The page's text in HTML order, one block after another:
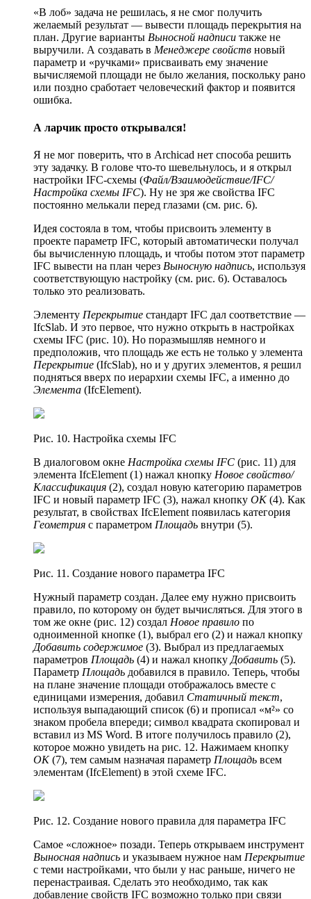
«В лоб» задача не решилась, я не смог получить
желаемый результат — вывести площадь перекрытия на
план. Другие варианты Выносной надписи также не
выручили. А создавать в Менеджере свойств новый
параметр и «ручками» присваивать ему значение
вычисляемой площади не было желания, поскольку рано
или поздно сработает человеческий фактор и появится
ошибка.
А ларчик просто открывался!
Я не мог поверить, что в Archicad нет способа решить
эту задачку. В голове что-то шевельнулось, и я открыл
настройки IFC-схемы (Файл/Взаимодействие/IFC/
Настройка схемы IFC). Ну не зря же свойства IFC
постоянно мелькали перед глазами (см. рис. 6).
Идея состояла в том, чтобы присвоить элементу в
проекте параметр IFC, который автоматически получал
бы вычисленную площадь, и чтобы потом этот параметр
IFC вывести на план через Выносную надпись, используя
соответствующую настройку (см. рис. 6). Оставалось
только это реализовать.
Элементу Перекрытие стандарт IFC дал соответствие —
IfcSlab. И это первое, что нужно открыть в настройках
схемы IFC (рис. 10). Но поразмышляв немного и
предположив, что площадь же есть не только у элемента
Перекрытие (IfcSlab), но и у других элементов, я решил
подняться вверх по иерархии схемы IFC, а именно до
Элемента (IfcElement).
Рис. 10. Настройка схемы IFC
В диалоговом окне Настройка схемы IFC (рис. 11) для
элемента IfcElement (1) нажал кнопку Новое свойство/
Классификация (2), создал новую категорию параметров
IFC и новый параметр IFC (3), нажал кнопку ОК(4). Как
результат, в свойствах IfcElement появилась категория
Геометрия с параметром Площадь внутри (5).
Рис. 11. Создание нового параметра IFC
Нужный параметр создан. Далее ему нужно присвоить
правило, по которому он будет вычисляться. Для этого в
том же окне (рис. 12) создал Новое правило по
одноименной кнопке (1), выбрал его (2) и нажал кнопку
Добавить содержимое (3). Выбрал из предлагаемых
параметров Площадь (4) и нажал кнопку Добавить (5).
Параметр Площадь добавился в правило. Теперь, чтобы
на плане значение площади отображалось вместе с
единицами измерения, добавил Статичный текст,
используя выпадающий список (6) и прописал «м²» со
знаком пробела впереди; символ квадрата скопировал и
вставил из MS Word. В итоге получилось правило (2),
которое можно увидеть на рис. 12. Нажимаем кнопку
ОК(7), тем самым назначая параметр Площадь всем
элементам (IfcElement) в этой схеме IFC.
Рис. 12. Создание нового правила для параметра IFC
Самое «сложное» позади. Теперь открываем инструмент
Выносная надпись и указываем нужное нам Перекрытие
с теми настройками, что были у нас раньше, ничего не
перенастраивая. Сделать это необходимо, так как
добавление свойств IFC возможно только при связи